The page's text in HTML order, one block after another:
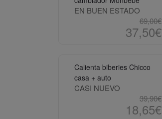
EN BUEN ESTADO
69,00€
37,50€
Calienta biberies Chicco
casa + auto
CASI NUEVO
39,90€
18,65€